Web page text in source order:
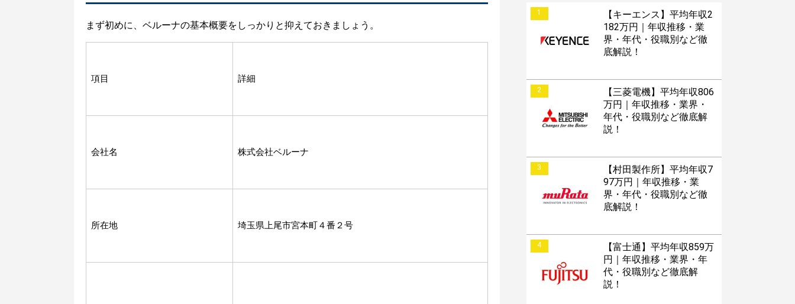
まず初めに、ベルーナの基本概要をしっかりと抑えておきましょう。
項目 詳細
会社名 株式会社ベルーナ
所在地 埼玉県上尾市宮本町４番２号
1
【キーエンス】平均年収2
182万円｜年収推移・業
界・年代・役職別など徹
底解説！
2
【三菱電機】平均年収806
万円｜年収推移・業界・
年代・役職別など徹底解
説！
3
【村田製作所】平均年収7
97万円｜年収推移・業
界・年代・役職別など徹
底解説！
4
【富士通】平均年収859万
円｜年収推移・業界・年
代・役職別など徹底解
説！